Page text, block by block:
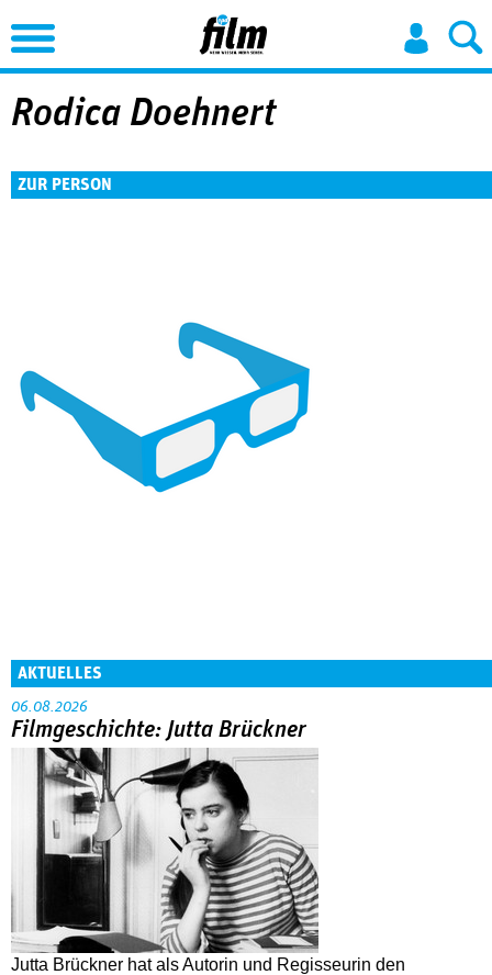
Jump to Navigation
Rodica Doehnert
ZUR PERSON
AKTUELLES
06.08.2026
Filmgeschichte: Jutta Brückner
Jutta Brückner hat als Autorin und Regisseurin den